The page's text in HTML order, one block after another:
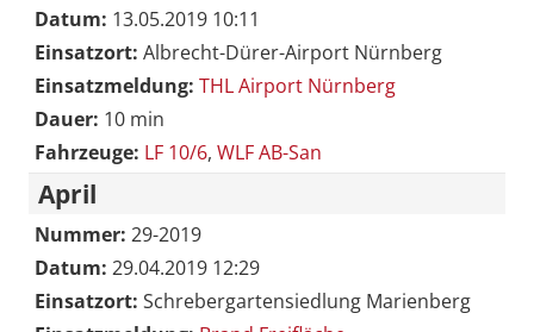
Datum: 13.05.2019 10:11
Einsatzort: Albrecht-Dürer-Airport Nürnberg
Einsatzmeldung: THL Airport Nürnberg
Dauer: 10 min
Fahrzeuge: LF 10/6, WLF AB-San
April
Nummer: 29-2019
Datum: 29.04.2019 12:29
Einsatzort: Schrebergartensiedlung Marienberg